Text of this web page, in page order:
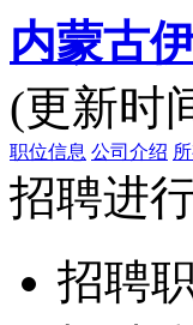
内蒙古
(更新时
职位信息 公司介绍
招聘进
招聘